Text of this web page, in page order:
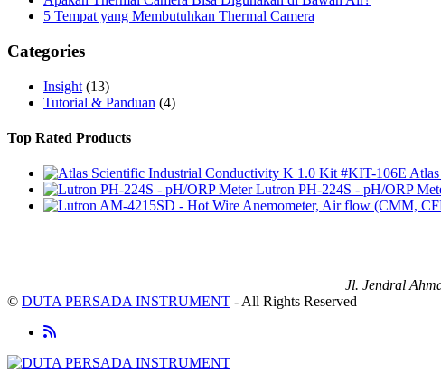
5 Tempat yang Membutuhkan Thermal Camera
Categories
Insight (13)
Tutorial & Panduan (4)
Top Rated Products
Lutron PH-224S - pH/ORP
Jl. Jendral
© DUTA PERSADA INSTRUMENT - All Rights Reserved